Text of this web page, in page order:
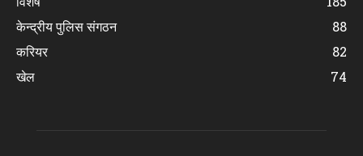
केन्द्रीय पुलिस संगठन
88
करियर
82
खेल
74